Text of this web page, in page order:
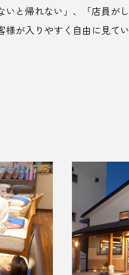
いと帰れない」、「店員が
様が入りやすく自由に見て